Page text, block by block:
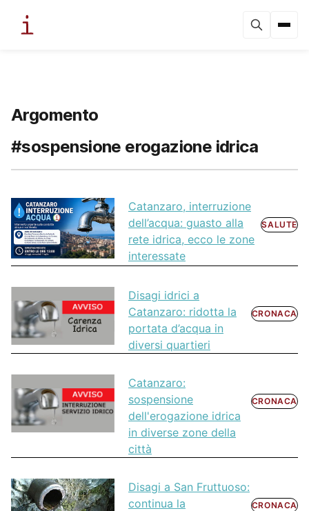
Argomento
#sospensione erogazione idrica
Catanzaro, interruzione
dell’acqua: guasto alla
rete idrica, ecco le zone
interessate
SALUTE
Disagi idrici a
Catanzaro: ridotta la
portata d’acqua in
diversi quartieri
CRONACA
Catanzaro:
sospensione
dell'erogazione idrica
in diverse zone della
città
CRONACA
Disagi a San Fruttuoso:
continua la
CRONACA